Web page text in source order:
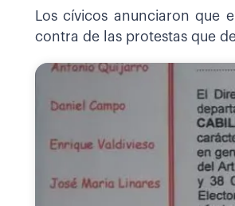
Los cívicos anunciaron que
contra de las protestas que